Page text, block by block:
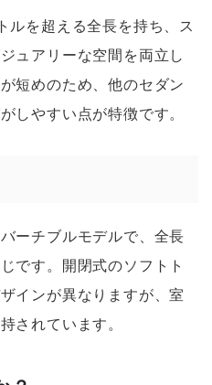
ルを超える全長を持ち、ス
ュアリーな空間を両立し
短めのため、他のセダン
しやすい点が特徴です。
ーチブルモデルで、全長
です。開閉式のソフトト
インが異なりますが、室
されています。